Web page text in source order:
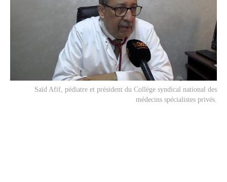
Saïd Afif, pédiatre et président du Collège syndical national des
médecins spécialistes privés.